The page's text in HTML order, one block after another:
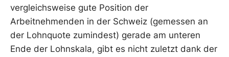
vergleichsweise gute Position der
Arbeitnehmenden in der Schweiz (gemessen an
der Lohnquote zumindest) gerade am unteren
Ende der Lohnskala, gibt es nicht zuletzt dank der